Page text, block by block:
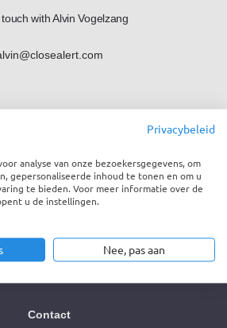
with Alvin Vogelzang
CloseAlert
Contact
Privacybeleid
analyse van onze bezoekersgegevens, om
gepersonaliseerde inhoud te tonen en om u
te bieden. Voor meer informatie over de
u de instellingen.
Nee, pas aan